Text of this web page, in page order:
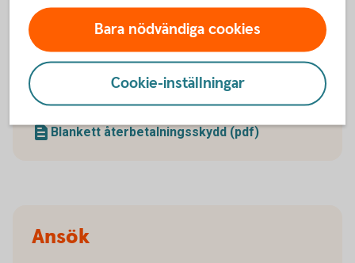
Återbetalningsskydd
Blankett återbetalningsskydd (pdf)
Ansök
Bara nödvändiga cookies
Cookie-inställningar